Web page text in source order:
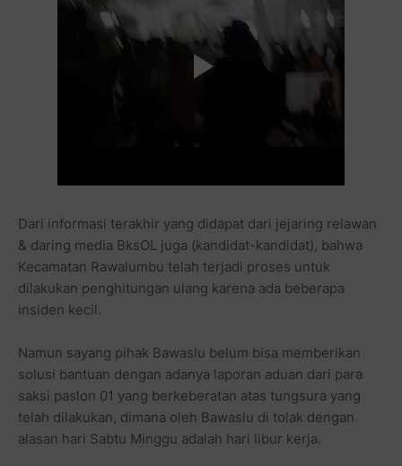
Dari informasi terakhir yang didapat dari jejaring relawan
& daring media BksOL juga (kandidat-kandidat), bahwa
Kecamatan Rawalumbu telah terjadi proses untuk
dilakukan penghitungan ulang karena ada beberapa
insiden kecil.
Namun sayang pihak Bawaslu belum bisa memberikan
solusi bantuan dengan adanya laporan aduan dari para
saksi paslon 01 yang berkeberatan atas tungsura yang
telah dilakukan, dimana oleh Bawaslu di tolak dengan
alasan hari Sabtu Minggu adalah hari libur kerja.